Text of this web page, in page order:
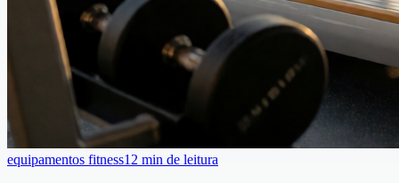
equipamentos fitness12 min de leitura